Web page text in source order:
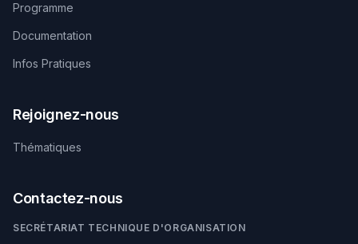
Programme
Documentation
Infos Pratiques
Rejoignez-nous
Thématiques
Contactez-nous
SECRÉTARIAT TECHNIQUE D'ORGANISATION